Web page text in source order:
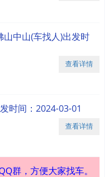
中山(车找人)出发时
查看详情
时间：2024-03-01
查看详情
群，方便大家找车。